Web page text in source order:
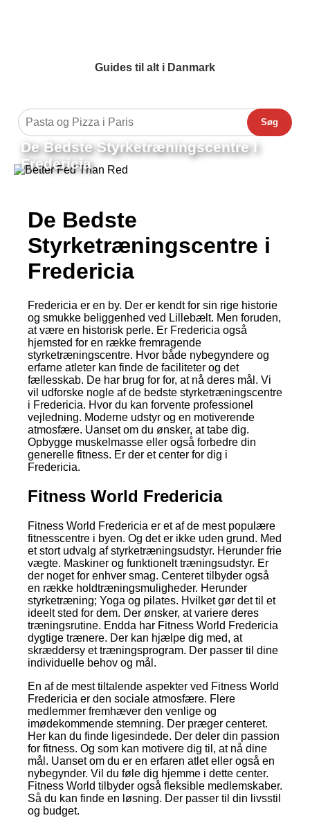
Guides til alt i Danmark
Søg
De Bedste Styrketræningscentre I
Fredericia
De Bedste
Styrketræningscentre i
Fredericia
Fredericia er en by. Der er kendt for sin rige historie
og smukke beliggenhed ved Lillebælt. Men foruden,
at være en historisk perle. Er Fredericia også
hjemsted for en række fremragende
styrketræningscentre. Hvor både nybegyndere og
erfarne atleter kan finde de faciliteter og det
fællesskab. De har brug for for, at nå deres mål. Vi
vil udforske nogle af de bedste styrketræningscentre
i Fredericia. Hvor du kan forvente professionel
vejledning. Moderne udstyr og en motiverende
atmosfære. Uanset om du ønsker, at tabe dig.
Opbygge muskelmasse eller også forbedre din
generelle fitness. Er der et center for dig i
Fredericia.
Fitness World Fredericia
Fitness World Fredericia er et af de mest populære
fitnesscentre i byen. Og det er ikke uden grund. Med
et stort udvalg af styrketræningsudstyr. Herunder frie
vægte. Maskiner og funktionelt træningsudstyr. Er
der noget for enhver smag. Centeret tilbyder også
en række holdtræningsmuligheder. Herunder
styrketræning; Yoga og pilates. Hvilket gør det til et
ideelt sted for dem. Der ønsker, at variere deres
træningsrutine. Endda har Fitness World Fredericia
dygtige trænere. Der kan hjælpe dig med, at
skræddersy et træningsprogram. Der passer til dine
individuelle behov og mål.
En af de mest tiltalende aspekter ved Fitness World
Fredericia er den sociale atmosfære. Flere
medlemmer fremhæver den venlige og
imødekommende stemning. Der præger centeret.
Her kan du finde ligesindede. Der deler din passion
for fitness. Og som kan motivere dig til, at nå dine
mål. Uanset om du er en erfaren atlet eller også en
nybegynder. Vil du føle dig hjemme i dette center.
Fitness World tilbyder også fleksible medlemskaber.
Så du kan finde en løsning. Der passer til din livsstil
og budget.